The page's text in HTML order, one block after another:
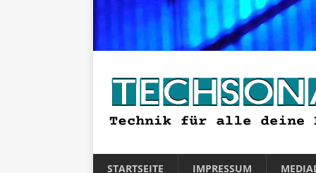
STARTSEITE IMPRESSUM